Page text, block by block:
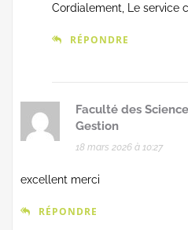
Cordialement, Le service
RÉPONDRE
Faculté des
Gestion
18 mars 2026 à 10:27
excellent merci
RÉPONDRE